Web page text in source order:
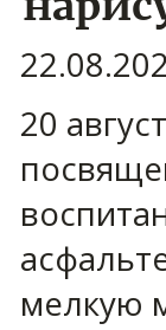
20
мелкую